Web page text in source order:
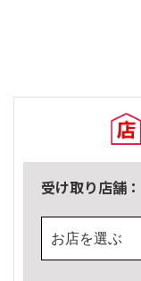
受け取り店舗：
お店を選ぶ